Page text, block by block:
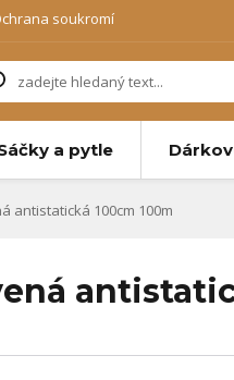
soukromí
a pytle
antistatická 100cm 100m